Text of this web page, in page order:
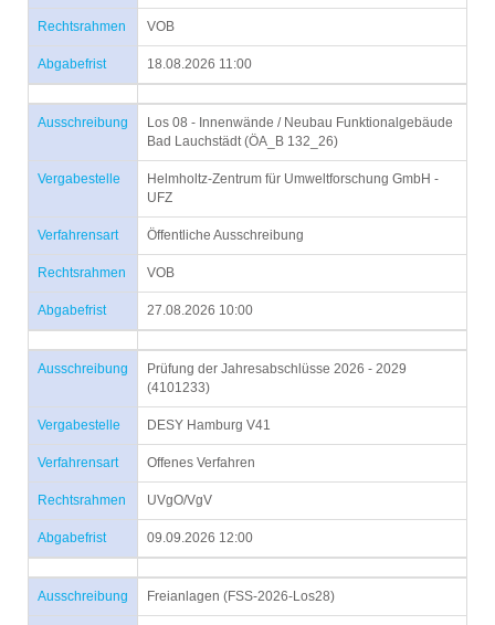
Rechtsrahmen VOB
Abgabefrist 18.08.2026 11:00
Ausschreibung
Los 08 - Innenwände / Neubau Funktionalgebäude
Bad Lauchstädt (ÖA_B 132_26)
Vergabestelle
Helmholtz-Zentrum für Umweltforschung GmbH -
UFZ
Verfahrensart Öffentliche Ausschreibung
Rechtsrahmen VOB
Abgabefrist 27.08.2026 10:00
Ausschreibung
Prüfung der Jahresabschlüsse 2026 - 2029
(4101233)
Vergabestelle DESY Hamburg V41
Verfahrensart Offenes Verfahren
Rechtsrahmen UVgO/VgV
Abgabefrist 09.09.2026 12:00
Ausschreibung Freianlagen (FSS-2026-Los28)